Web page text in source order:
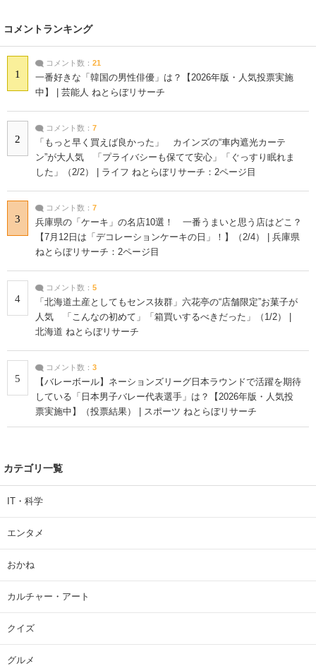
コメントランキング
1
コメント数： 21
一番好きな「韓国の男性俳優」は？【2026年版・人気投票実施
中】 | 芸能人 ねとらぼリサーチ
2
コメント数： 7
「もっと早く買えば良かった」 カインズの“車内遮光カーテ
ン”が大人気 「プライバシーも保てて安心」「ぐっすり眠れま
した」（2/2） | ライフ ねとらぼリサーチ：2ページ目
3
コメント数： 7
兵庫県の「ケーキ」の名店10選！ 一番うまいと思う店はどこ？
【7月12日は「デコレーションケーキの日」！】（2/4） | 兵庫県
ねとらぼリサーチ：2ページ目
4
コメント数： 5
「北海道土産としてもセンス抜群」六花亭の“店舗限定”お菓子が
人気 「こんなの初めて」「箱買いするべきだった」（1/2） |
北海道 ねとらぼリサーチ
5
コメント数： 3
【バレーボール】ネーションズリーグ日本ラウンドで活躍を期待
している「日本男子バレー代表選手」は？【2026年版・人気投
票実施中】（投票結果） | スポーツ ねとらぼリサーチ
カテゴリ一覧
IT・科学
エンタメ
おかね
カルチャー・アート
クイズ
グルメ